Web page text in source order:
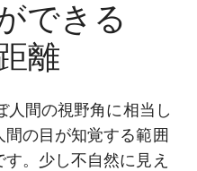
できる
離
人間の視野角に相当し
間の目が知覚する範囲
。少し不自然に見え